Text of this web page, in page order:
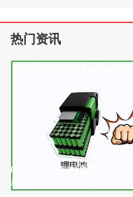
热门资讯
电动车电池的种类及标准(电
种类)